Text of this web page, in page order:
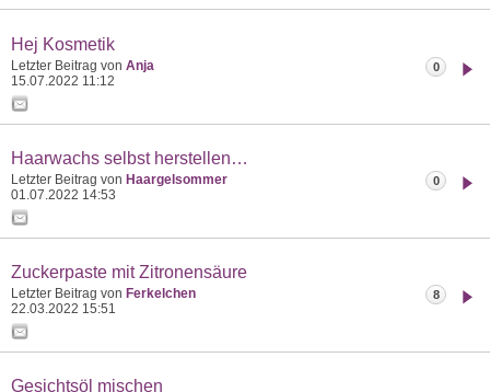
Hej Kosmetik
Letzter Beitrag von Anja
15.07.2022 11:12
0
Haarwachs selbst herstellen…
Letzter Beitrag von Haargelsommer
01.07.2022 14:53
0
Zuckerpaste mit Zitronensäure
Letzter Beitrag von Ferkelchen
22.03.2022 15:51
8
Gesichtsöl mischen